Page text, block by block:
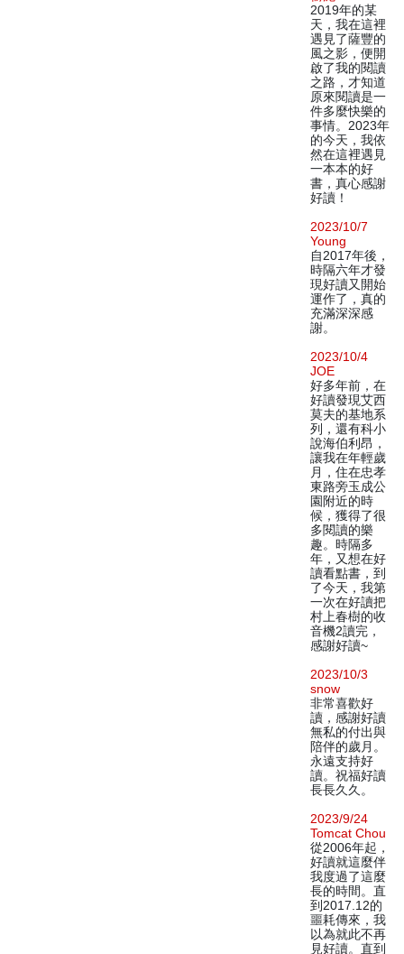
2019年的某
天，我在這裡
遇見了薩豐的
風之影，便開
啟了我的閱讀
之路，才知道
原來閱讀是一
件多麼快樂的
事情。2023年
的今天，我依
然在這裡遇見
一本本的好
書，真心感謝
好讀！
2023/10/7
Young
自2017年後，
時隔六年才發
現好讀又開始
運作了，真的
充滿深深感
謝。
2023/10/4
JOE
好多年前，在
好讀發現艾西
莫夫的基地系
列，還有科小
說海伯利昂，
讓我在年輕歲
月，住在忠孝
東路旁玉成公
園附近的時
候，獲得了很
多閱讀的樂
趣。時隔多
年，又想在好
讀看點書，到
了今天，我第
一次在好讀把
村上春樹的收
音機2讀完，
感謝好讀~
2023/10/3
snow
非常喜歡好
讀，感謝好讀
無私的付出與
陪伴的歲月。
永遠支持好
讀。祝福好讀
長長久久。
2023/9/24
Tomcat Chou
從2006年起，
好讀就這麼伴
我度過了這麼
長的時間。直
到2017.12的
噩耗傳來，我
以為就此不再
見好讀。直到